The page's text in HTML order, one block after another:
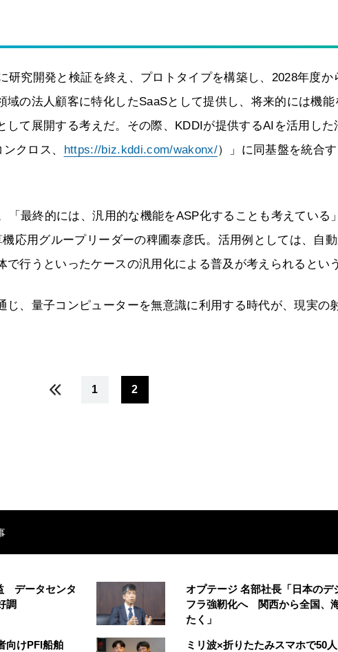
研究開発と検証を終え、プロトタイプを構築し、2028年度か
域の法人顧客に特化したSaaSとして提供し、将来的には機能
して展開する考えだ。その際、KDDIが提供するAIを活用した
クロス、 https://biz.kddi.com/wakonx/）」に同基盤を統合
「最終的には、汎用的な機能をASP化することも考えている
応用グループリーダーの稗圃泰彦氏。活用例としては、自
行うといったケースの汎用化による普及が考えられるという
、量子コンピューターを無意識に利用する時代が、現実の
1 2
データセンタ
調
オプテージ 名部社長「日本のデ
フラ強靭化へ 関西から全国、
たく」
向けPFI船舶
ミリ波×折りたたみスマホで50